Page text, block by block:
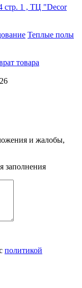
стр. 1 , ТЦ "Decor
Теплые полы
товара
и жалобы,
заполнения
политикой